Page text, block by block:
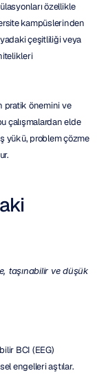
özellikle
kampüslerinden
çeşitliliği veya
pratik önemini ve
çalışmalardan elde
yükü, problem çözme
taşınabilir ve düşük
BCI (EEG)
engelleri aştılar.